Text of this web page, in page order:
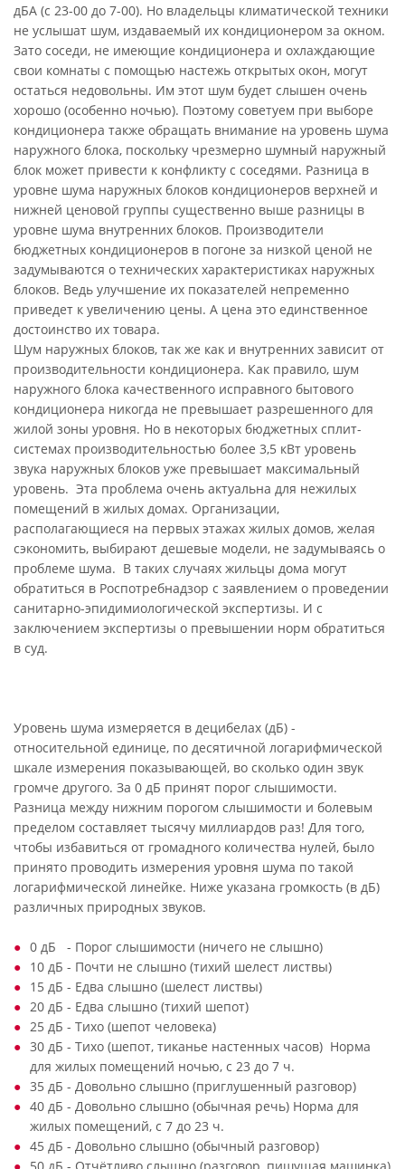
дБА (с 23-00 до 7-00). Но владельцы климатической техники
не услышат шум, издаваемый их кондиционером за окном.
Зато соседи, не имеющие кондиционера и охлаждающие
свои комнаты с помощью настежь открытых окон, могут
остаться недовольны. Им этот шум будет слышен очень
хорошо (особенно ночью). Поэтому советуем при выборе
кондиционера также обращать внимание на уровень шума
наружного блока, поскольку чрезмерно шумный наружный
блок может привести к конфликту с соседями. Разница в
уровне шума наружных блоков кондиционеров верхней и
нижней ценовой группы существенно выше разницы в
уровне шума внутренних блоков. Производители
бюджетных кондиционеров в погоне за низкой ценой не
задумываются о технических характеристиках наружных
блоков. Ведь улучшение их показателей непременно
приведет к увеличению цены. А цена это единственное
достоинство их товара.
Шум наружных блоков, так же как и внутренних зависит от
производительности кондиционера. Как правило, шум
наружного блока качественного исправного бытового
кондиционера никогда не превышает разрешенного для
жилой зоны уровня. Но в некоторых бюджетных сплит-
системах производительностью более 3,5 кВт уровень
звука наружных блоков уже превышает максимальный
уровень. Эта проблема очень актуальна для нежилых
помещений в жилых домах. Организации,
располагающиеся на первых этажах жилых домов, желая
сэкономить, выбирают дешевые модели, не задумываясь о
проблеме шума. В таких случаях жильцы дома могут
обратиться в Роспотребнадзор с заявлением о проведении
санитарно-эпидимиологической экспертизы. И с
заключением экспертизы о превышении норм обратиться
в суд.
Уровень шума измеряется в децибелах (дБ) -
относительной единице, по десятичной логарифмической
шкале измерения показывающей, во сколько один звук
громче другого. За 0 дБ принят порог слышимости.
Разница между нижним порогом слышимости и болевым
пределом составляет тысячу миллиардов раз! Для того,
чтобы избавиться от громадного количества нулей, было
принято проводить измерения уровня шума по такой
логарифмической линейке. Ниже указана громкость (в дБ)
различных природных звуков.
0 дБ - Порог слышимости (ничего не слышно)
10 дБ - Почти не слышно (тихий шелест листвы)
15 дБ - Едва слышно (шелест листвы)
20 дБ - Едва слышно (тихий шепот)
25 дБ - Тихо (шепот человека)
30 дБ - Тихо (шепот, тиканье настенных часов) Норма
для жилых помещений ночью, с 23 до 7 ч.
35 дБ - Довольно слышно (приглушенный разговор)
40 дБ - Довольно слышно (обычная речь) Норма для
жилых помещений, с 7 до 23 ч.
45 дБ - Довольно слышно (обычный разговор)
50 дБ - Отчётливо слышно (разговор, пишущая машинка)